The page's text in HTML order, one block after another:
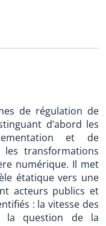
de régulation de
d’abord les
et de
transformations
numérique. Il met
étatique vers une
acteurs publics et
: la vitesse des
la question de la